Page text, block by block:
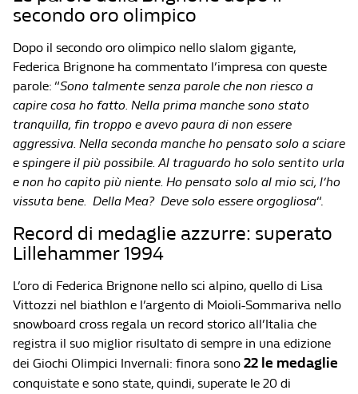
secondo oro olimpico
Dopo il secondo oro olimpico nello slalom gigante,
Federica Brignone ha commentato l’impresa con queste
parole: “Sono talmente senza parole che non riesco a
capire cosa ho fatto. Nella prima manche sono stato
tranquilla, fin troppo e avevo paura di non essere
aggressiva. Nella seconda manche ho pensato solo a sciare
e spingere il più possibile. Al traguardo ho solo sentito urla
e non ho capito più niente. Ho pensato solo al mio sci, l’ho
vissuta bene. Della Mea? Deve solo essere orgogliosa“.
Record di medaglie azzurre: superato
Lillehammer 1994
L’oro di Federica Brignone nello sci alpino, quello di Lisa
Vittozzi nel biathlon e l’argento di Moioli-Sommariva nello
snowboard cross regala un record storico all’Italia che
registra il suo miglior risultato di sempre in una edizione
dei Giochi Olimpici Invernali: finora sono 22 le medaglie
conquistate e sono state, quindi, superate le 20 di